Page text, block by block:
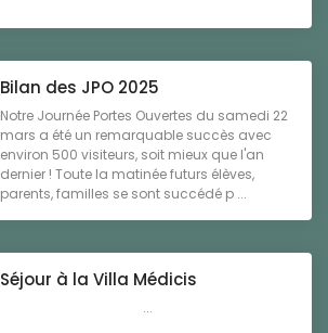
Bilan des JPO 2025
Notre Journée Portes Ouvertes du samedi 22
mars a été un remarquable succès avec
environ 500 visiteurs, soit mieux que l'an
dernier ! Toute la matinée futurs élèves,
parents, familles se sont succédé p ...
Séjour à la Villa Médicis
...